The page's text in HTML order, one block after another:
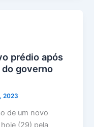
prédio após
governo
2023
de um novo
(29) pela